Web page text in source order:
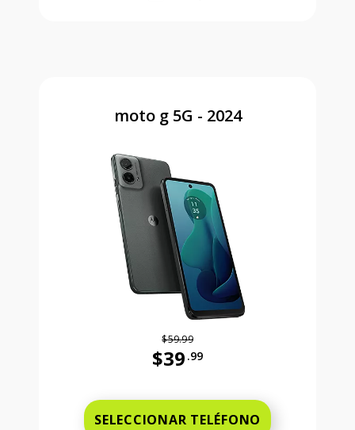
moto g 5G - 2024
$59.99
$39 .99
SELECCIONAR TELÉFONO